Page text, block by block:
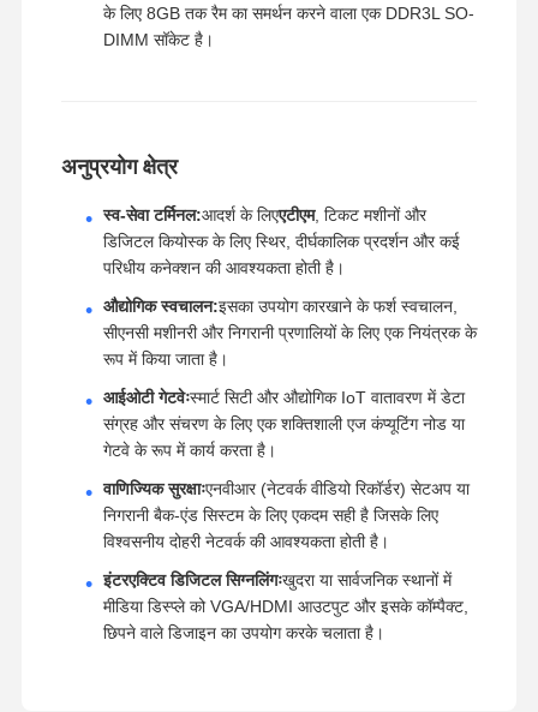
के लिए 8GB तक रैम का समर्थन करने वाला एक DDR3L SO-
DIMM सॉकेट है।
अनुप्रयोग क्षेत्र
स्व-सेवा टर्मिनल:आदर्श के लिएएटीएम, टिकट मशीनों और
डिजिटल कियोस्क के लिए स्थिर, दीर्घकालिक प्रदर्शन और कई
परिधीय कनेक्शन की आवश्यकता होती है।
औद्योगिक स्वचालन:इसका उपयोग कारखाने के फर्श स्वचालन,
सीएनसी मशीनरी और निगरानी प्रणालियों के लिए एक नियंत्रक के
रूप में किया जाता है।
आईओटी गेटवेःस्मार्ट सिटी और औद्योगिक IoT वातावरण में डेटा
संग्रह और संचरण के लिए एक शक्तिशाली एज कंप्यूटिंग नोड या
गेटवे के रूप में कार्य करता है।
वाणिज्यिक सुरक्षाःएनवीआर (नेटवर्क वीडियो रिकॉर्डर) सेटअप या
निगरानी बैक-एंड सिस्टम के लिए एकदम सही है जिसके लिए
विश्वसनीय दोहरी नेटवर्क की आवश्यकता होती है।
इंटरएक्टिव डिजिटल सिग्नलिंगःखुदरा या सार्वजनिक स्थानों में
मीडिया डिस्प्ले को VGA/HDMI आउटपुट और इसके कॉम्पैक्ट,
छिपने वाले डिजाइन का उपयोग करके चलाता है।